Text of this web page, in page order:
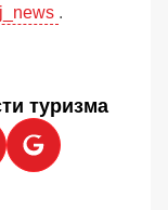
.
туризма